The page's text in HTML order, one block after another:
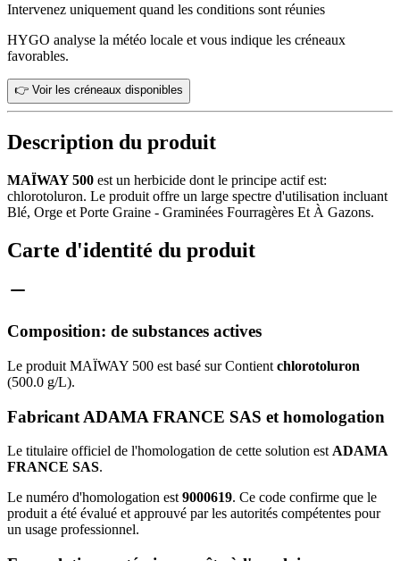
Intervenez uniquement quand les conditions sont réunies
HYGO analyse la météo locale et vous indique les créneaux
favorables.
👉 Voir les créneaux disponibles
Description du produit
MAÏWAY 500 est un herbicide dont le principe actif est:
chlorotoluron. Le produit offre un large spectre d'utilisation incluant
Blé, Orge et Porte Graine - Graminées Fourragères Et À Gazons.
Carte d'identité du produit
Composition: de substances actives
Le produit MAÏWAY 500 est basé sur Contient chlorotoluron
(500.0 g/L).
Fabricant ADAMA FRANCE SAS et homologation
Le titulaire officiel de l'homologation de cette solution est ADAMA
FRANCE SAS.
Le numéro d'homologation est 9000619. Ce code confirme que le
produit a été évalué et approuvé par les autorités compétentes pour
un usage professionnel.